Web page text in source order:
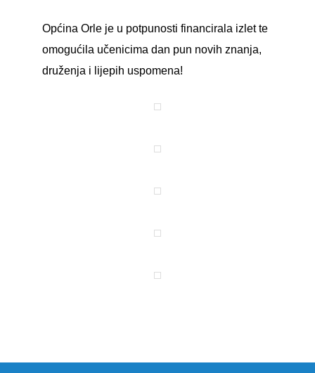
Općina Orle je u potpunosti financirala izlet te
omogućila učenicima dan pun novih znanja,
druženja i lijepih uspomena!